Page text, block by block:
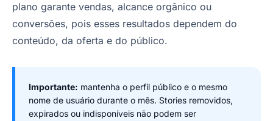
plano garante vendas, alcance orgânico ou
conversões, pois esses resultados dependem do
conteúdo, da oferta e do público.
Importante: mantenha o perfil público e o mesmo
nome de usuário durante o mês. Stories removidos,
expirados ou indisponíveis não podem ser